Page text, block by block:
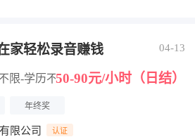
家轻松录音赚钱 04-13
限-学历不限50-90元/小时（日结）
年终奖
限公司 认证